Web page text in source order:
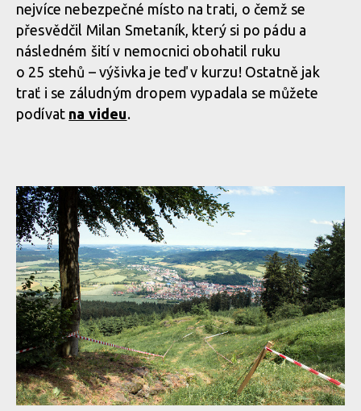
nejvíce nebezpečné místo na trati, o čemž se
přesvědčil Milan Smetaník, který si po pádu a
následném šití v nemocnici obohatil ruku
o 25 stehů – výšivka je teď v kurzu! Ostatně jak
trať i se záludným dropem vypadala se můžete
podívat na videu.